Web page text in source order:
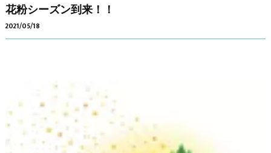
花粉シーズン到来！！
2021/05/18